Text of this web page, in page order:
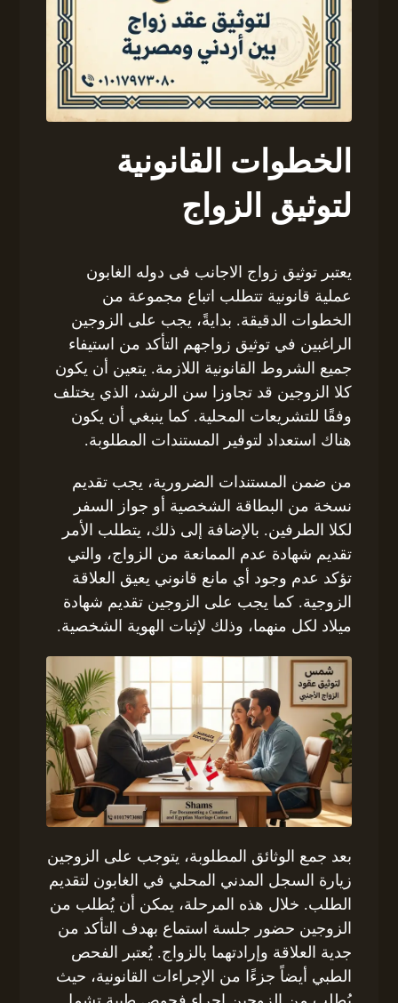
الخطوات القانونية
لتوثيق الزواج
يعتبر توثيق زواج الاجانب فى دوله الغابون
عملية قانونية تتطلب اتباع مجموعة من
الخطوات الدقيقة. بدايةً، يجب على الزوجين
الراغبين في توثيق زواجهم التأكد من استيفاء
جميع الشروط القانونية اللازمة. يتعين أن يكون
كلا الزوجين قد تجاوزا سن الرشد، الذي يختلف
وفقًا للتشريعات المحلية. كما ينبغي أن يكون
هناك استعداد لتوفير المستندات المطلوبة.
من ضمن المستندات الضرورية، يجب تقديم
نسخة من البطاقة الشخصية أو جواز السفر
لكلا الطرفين. بالإضافة إلى ذلك، يتطلب الأمر
تقديم شهادة عدم الممانعة من الزواج، والتي
تؤكد عدم وجود أي مانع قانوني يعيق العلاقة
الزوجية. كما يجب على الزوجين تقديم شهادة
ميلاد لكل منهما، وذلك لإثبات الهوية الشخصية.
بعد جمع الوثائق المطلوبة، يتوجب على الزوجين
زيارة السجل المدني المحلي في الغابون لتقديم
الطلب. خلال هذه المرحلة، يمكن أن يُطلب من
الزوجين حضور جلسة استماع بهدف التأكد من
جدية العلاقة وإرادتهما بالزواج. يُعتبر الفحص
الطبي أيضاً جزءًا من الإجراءات القانونية، حيث